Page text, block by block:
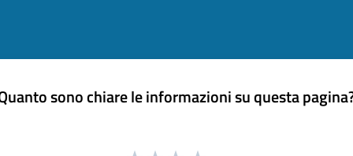
sono chiare le informazioni su questa